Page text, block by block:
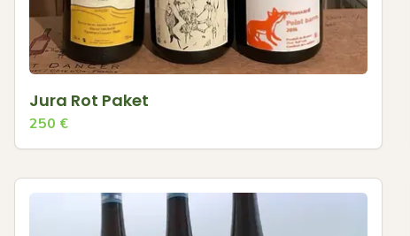
Jura Rot Paket
250 €